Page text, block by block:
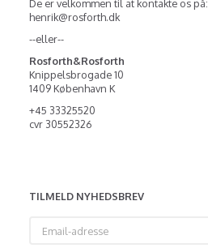
De er velkommen til at kontakte os på:
henrik@rosforth.dk
--eller--
Rosforth&Rosforth
Knippelsbrogade 10
1409 København K
+45 33325520
cvr 30552326
TILMELD NYHEDSBREV
adresse